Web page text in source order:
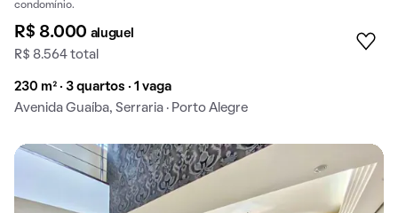
condomínio.
R$ 8.000 aluguel
R$ 8.564 total
230 m² · 3 quartos · 1 vaga
Avenida Guaíba, Serraria · Porto Alegre